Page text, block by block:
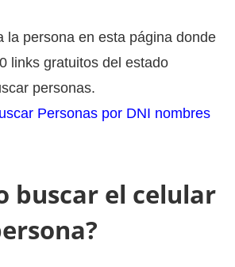
la persona en esta página donde
links gratuitos del estado
personas.
Personas por DNI nombres
buscar el celular